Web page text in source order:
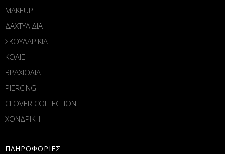
MAKEUP
ΔΑΧΤΥΛΙΔΙΑ
ΣΚΟΥΛΑΡΙΚΙΑ
ΚΟΛΙΕ
ΒΡΑΧΙΟΛΙΑ
PIERCING
CLOVER COLLECTION
ΧΟΝΔΡΙΚΗ
ΠΛΗΡΟΦΟΡΙΕΣ